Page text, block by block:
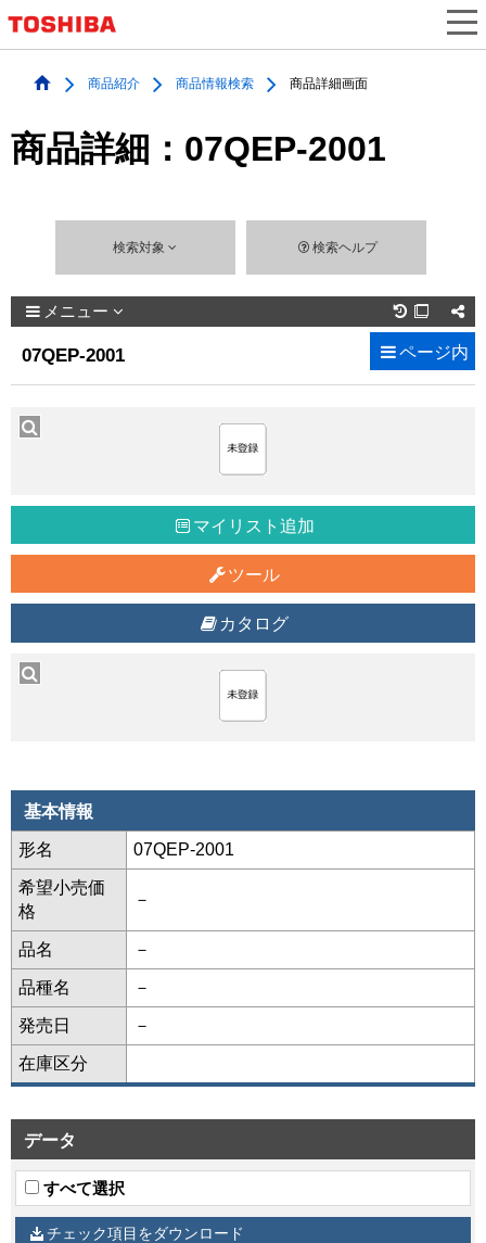
商品紹介 商品情報検索 商品詳細画面
商品詳細：07QEP-2001
検索対象 検索ヘルプ
メニュー 
07QEP-2001 ページ内
マイリスト追加
ツール
カタログ
基本情報
形名 07QEP-2001
希望小売価
格
－
品名 －
品種名 －
発売日 －
在庫区分
データ
すべて選択
チェック項目をダウンロード